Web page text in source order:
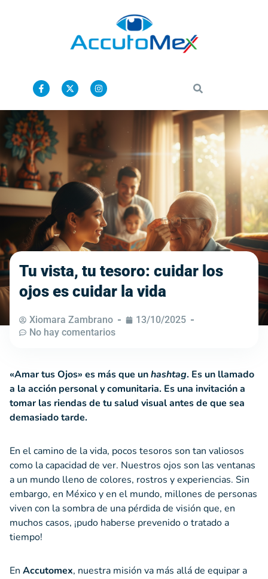
Tu vista, tu tesoro: cuidar los
ojos es cuidar la vida
Xiomara Zambrano
13/10/2025
No hay comentarios
«Amar tus Ojos» es más que unhashtag. Es un llamado
a la acción personal y comunitaria. Es una invitación a
tomar las riendas de tu salud visual antes de que sea
demasiado tarde.
En el camino de la vida, pocos tesoros son tan valiosos
como la capacidad de ver. Nuestros ojos son las ventanas
a un mundo lleno de colores, rostros y experiencias. Sin
embargo, en México y en el mundo, millones de personas
viven con la sombra de una pérdida de visión que, en
muchos casos, ¡pudo haberse prevenido o tratado a
tiempo!
En Accutomex, nuestra misión va más allá de equipar a